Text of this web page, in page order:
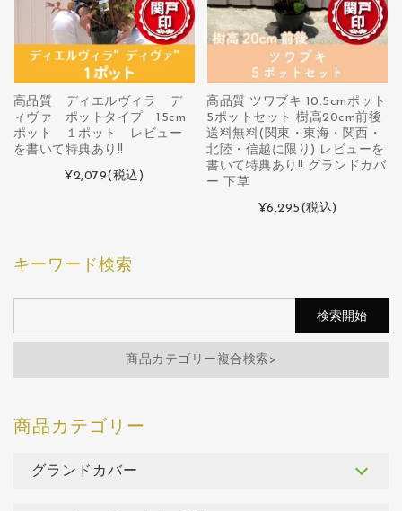
高品質 ディエルヴィラ デ
ィヴァ ポットタイプ 15cm
ポット １ポット レビュー
を書いて特典あり!!
¥2,079(税込)
高品質 ツワブキ 10.5cmポット
5ポットセット 樹高20cm前後
送料無料(関東・東海・関西・
北陸・信越に限り) レビューを
書いて特典あり!! グランドカバ
ー 下草
¥6,295 (税込)
キーワード検索
商品カテゴリー複合検索>
グランドカバー